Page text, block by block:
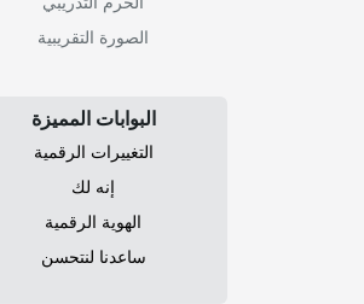
الصورة التقريبية
البوابات المميزة
التغييرات الرقمية
إنه لك
الهوية الرقمية
ساعدنا لنتحسن